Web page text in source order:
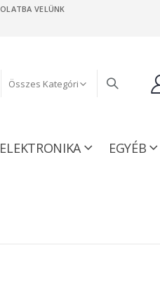
VELÜNK
ELEKTRONIKA EGYÉB